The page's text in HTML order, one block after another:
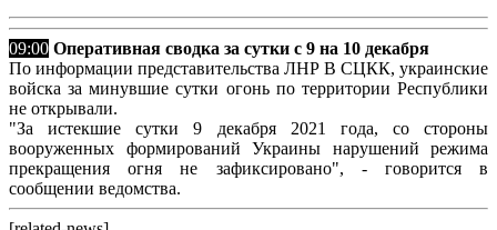
09:00 Оперативная сводка за сутки с 9 на 10 декабря
По информации представительства ЛНР В СЦКК, украинские
войска за минувшие сутки огонь по территории Республики
не открывали.
"За истекшие сутки 9 декабря 2021 года, со стороны
вооруженных формирований Украины нарушений режима
прекращения огня не зафиксировано", - говорится в
сообщении ведомства.